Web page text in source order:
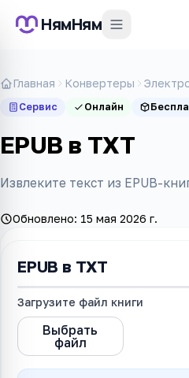
НямНям
Главная Конвертеры
Сервис Онлайн
EPUB в TXT
Извлеките текст из EPUB-
Обновлено: 15 мая 2026 г.
EPUB в TXT
Загрузите файл книги
Выбрать
файл